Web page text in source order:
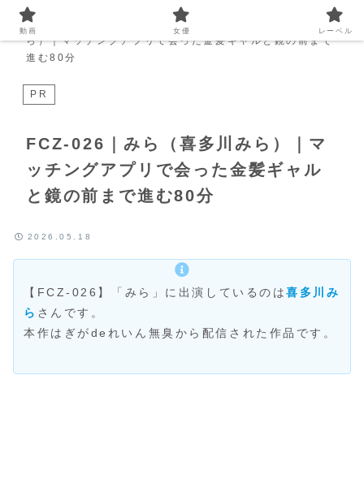
FCZ-026｜みら（喜多川み
ら）｜マッチングアプリで会った金髪ギャルと鏡の前まで
進む80分
PR
FCZ-026｜みら（喜多川みら）｜マ
ッチングアプリで会った金髪ギャル
と鏡の前まで進む80分
2026.05.18
【FCZ-026】「みら」に出演しているのは喜多川み
ら さんです。
本作はぎがdeれいん無臭から配信された作品です。
動画 女優 レーベル